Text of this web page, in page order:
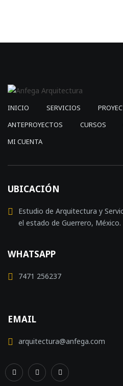
INICIO SERVICIOS
ANTEPROYECTOS
CURSOS
MI CUENTA
UBICACIÓN
Estudio de Arquitectura y
el estado de Guerrero, México.
WHATSAPP
7471 256237
EMAIL
arquitectura@anfega.com